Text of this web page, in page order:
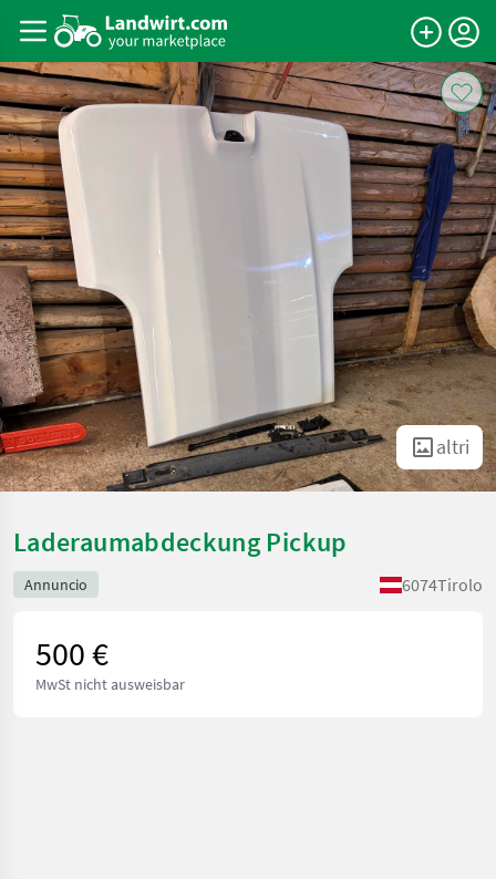
altri
Laderaumabdeckung Pickup
Annuncio 6074Tirolo
500 €
MwSt nicht ausweisbar